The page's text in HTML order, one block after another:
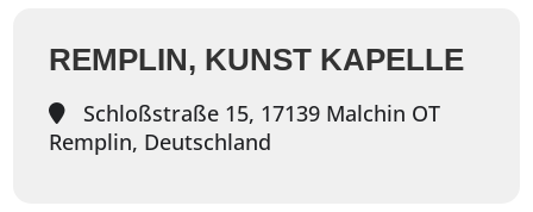
REMPLIN, KUNST KAPELLE
Schloßstraße 15, 17139 Malchin OT
Remplin, Deutschland